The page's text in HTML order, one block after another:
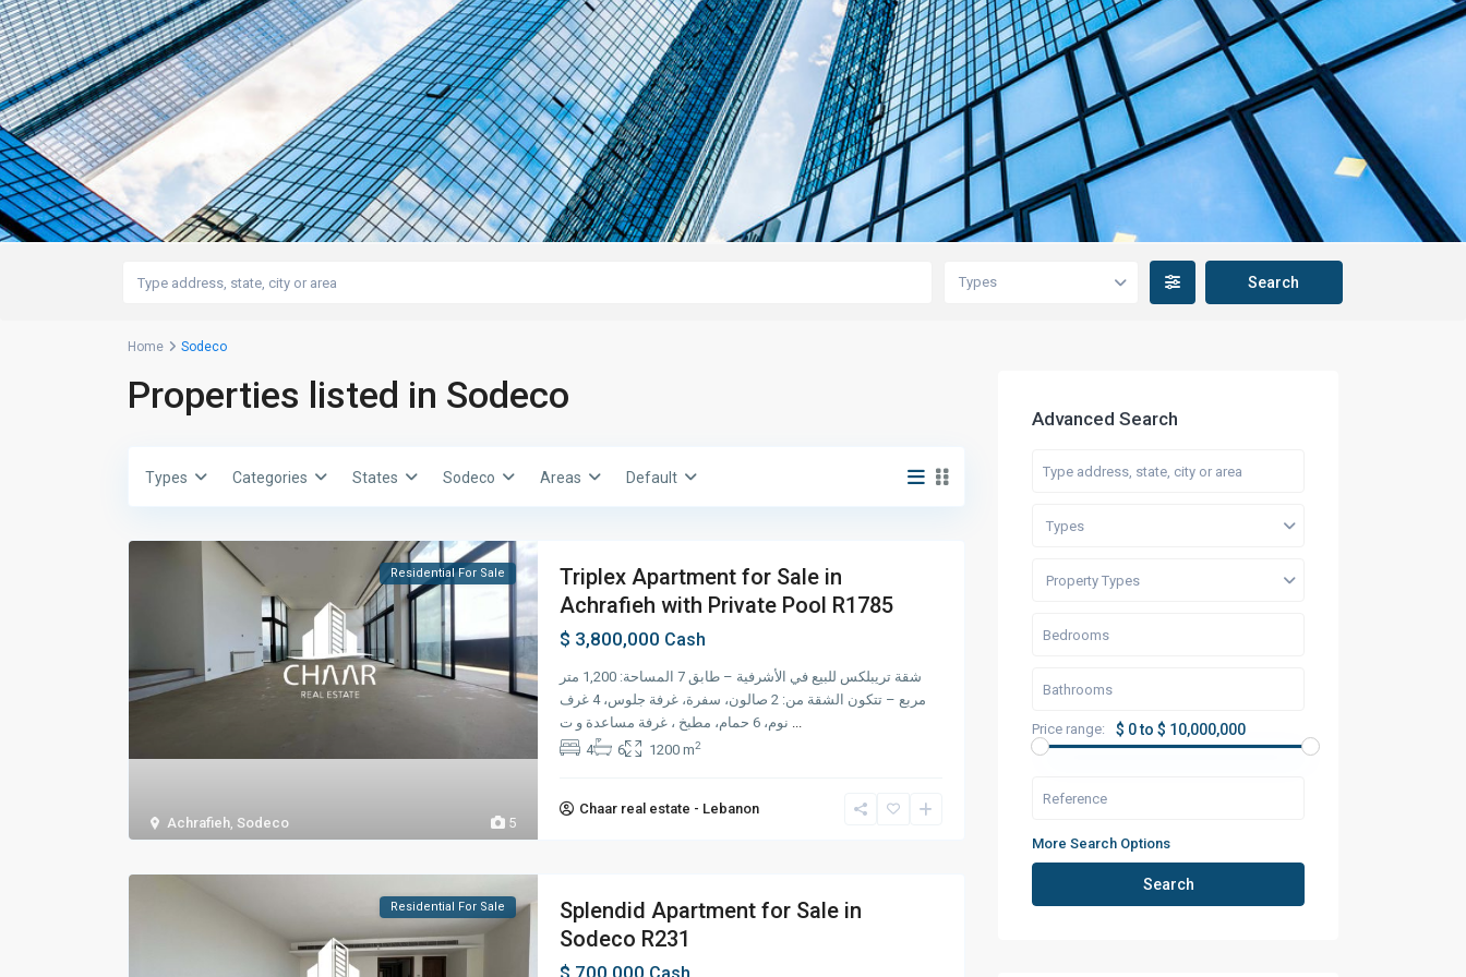
Types
Home Sodeco
Properties listed in Sodeco
Types Categories States Sodeco Areas Default
5
Achrafieh, Sodeco
Residential For Sale
Triplex Apartment for Sale in
Achrafieh with Private Pool R1785
$ 3,800,000 Cash
شقة تريبلكس للبيع في الأشرفية – طابق 7 المساحة: 1,200 متر
مربع – تتكون الشقة من: 2 صالون، سفرة، غرفة جلوس، 4 غرف
...
4
6 1200 m2
Chaar real estate - Lebanon
Residential For Sale
Splendid Apartment for Sale in
Sodeco R231
Advanced Search
Types
Property Types
Price range: $ 0 to $ 10,000,000
More Search Options
Search